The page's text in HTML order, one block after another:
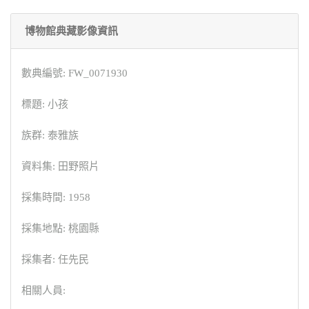
博物館典藏影像資訊
數典編號: FW_0071930
標題: 小孩
族群: 泰雅族
資料集: 田野照片
採集時間: 1958
採集地點: 桃園縣
採集者: 任先民
相關人員: